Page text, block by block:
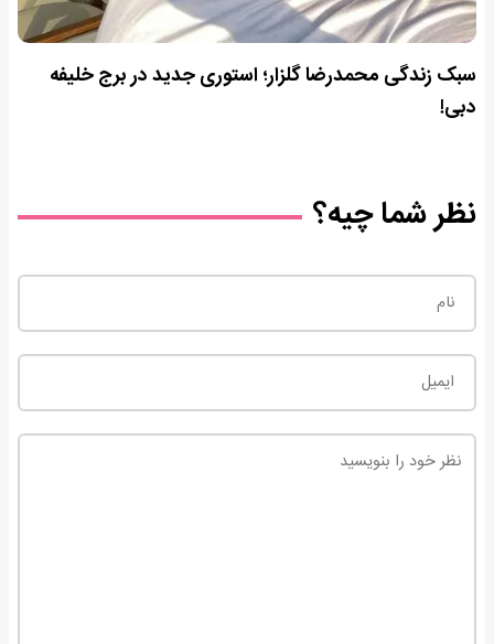
سبک زندگی محمدرضا گلزار؛ استوری جدید در برج خلیفه
دبی!
نظر شما چیه؟